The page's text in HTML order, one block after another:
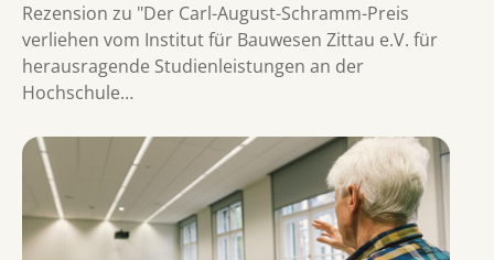
Rezension zu "Der Carl-August-Schramm-Preis
verliehen vom Institut für Bauwesen Zittau e.V. für
herausragende Studienleistungen an der
Hochschule…